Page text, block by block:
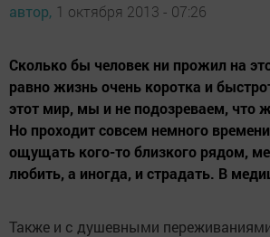
автор, 1 октября 2013 - 07:26
Сколько бы человек ни прожил на
равно жизнь очень коротка и
этот мир, мы и не подозреваем, что
Но проходит совсем немного
ощущать кого-то близкого рядом,
любить, а иногда, и страдать. В
Также и с душевными